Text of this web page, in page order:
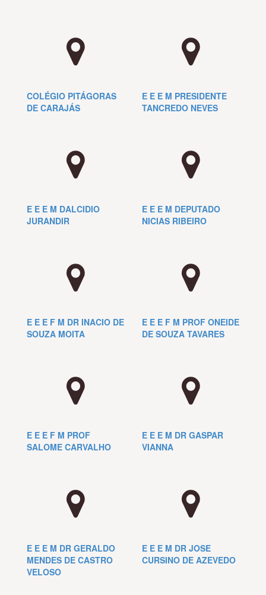
COLÉGIO PITÁGORAS
DE CARAJÁS
E E E M PRESIDENTE
TANCREDO NEVES
E E E M DALCIDIO
JURANDIR
E E E M DEPUTADO
NICIAS RIBEIRO
E E E F M DR INACIO DE
SOUZA MOITA
E E E F M PROF ONEIDE
DE SOUZA TAVARES
E E E F M PROF
SALOME CARVALHO
E E E M DR GASPAR
VIANNA
E E E M DR GERALDO
MENDES DE CASTRO
VELOSO
E E E M DR JOSE
CURSINO DE AZEVEDO